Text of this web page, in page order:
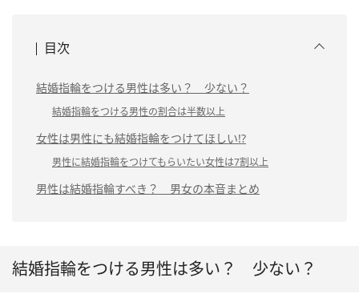
目次
結婚指輪をつける男性は多い？ 少ない？
結婚指輪をつける男性の割合は半数以上
女性は男性にも結婚指輪をつけてほしい!?
男性に結婚指輪をつけてもらいたい女性は7割以上
男性は結婚指輪すべき？ 男女の本音まとめ
結婚指輪をつける男性は多い？ 少ない？